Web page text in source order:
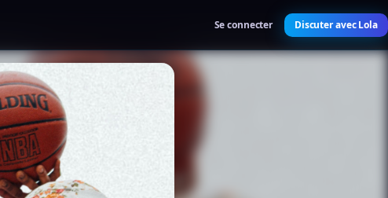
Se connecter Discuter avec Lola